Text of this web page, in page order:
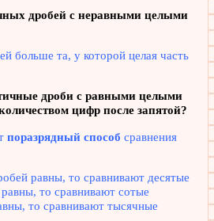
дробей с неравными целыми
больше та, у которой целая часть
дроби с равными целыми
цифр после запятой?
поразрядный способ сравнения
равны, то сравнивают десятые
то сравнивают сотые
то сравнивают тысячные